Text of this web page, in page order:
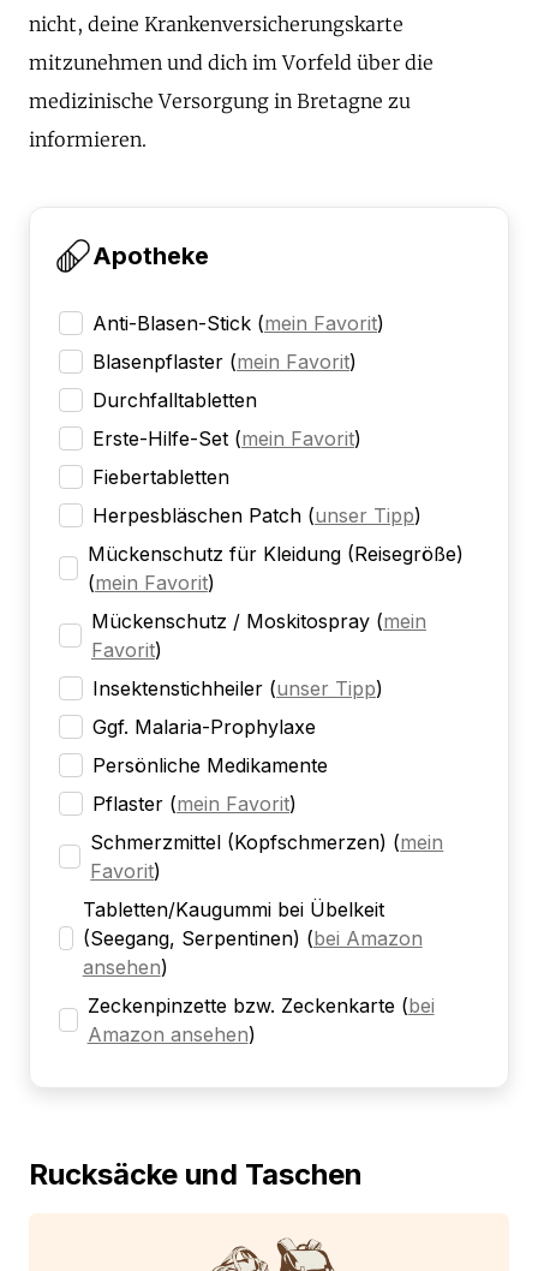
nicht, deine Krankenversicherungskarte
mitzunehmen und dich im Vorfeld über die
medizinische Versorgung in Bretagne zu
informieren.
Apotheke
Anti-Blasen-Stick (mein Favorit)
Blasenpflaster (mein Favorit)
Durchfalltabletten
Erste-Hilfe-Set (mein Favorit)
Fiebertabletten
Herpesbläschen Patch (unser Tipp)
Mückenschutz für Kleidung (Reisegröße)
(mein Favorit)
Mückenschutz / Moskitospray (mein
Favorit)
Insektenstichheiler (unser Tipp)
Ggf. Malaria-Prophylaxe
Persönliche Medikamente
Pflaster (mein Favorit)
Schmerzmittel (Kopfschmerzen) (mein
Favorit)
Tabletten/Kaugummi bei Übelkeit
(Seegang, Serpentinen) (bei Amazon
ansehen)
Zeckenpinzette bzw. Zeckenkarte (bei
Amazon ansehen)
Rucksäcke und Taschen